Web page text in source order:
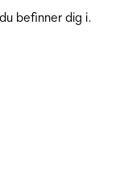
befinner dig i.